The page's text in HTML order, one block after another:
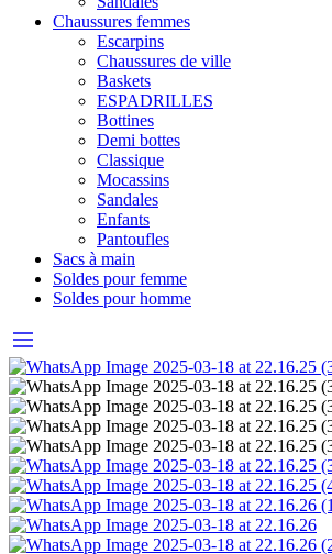
Chaussures femmes
Escarpins
Chaussures de ville
Baskets
ESPADRILLES
Bottines
Demi bottes
Classique
Mocassins
Sandales
Enfants
Pantoufles
Sacs à main
Soldes pour femme
Soldes pour homme